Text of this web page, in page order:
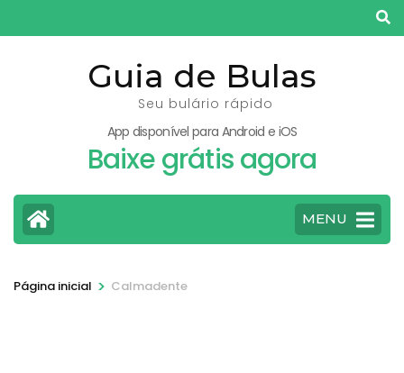
para
Guia de Bulas
Seu bulário rápido
App disponível para Android e iOS
Baixe grátis agora
MENU
Página inicial > Calmadente